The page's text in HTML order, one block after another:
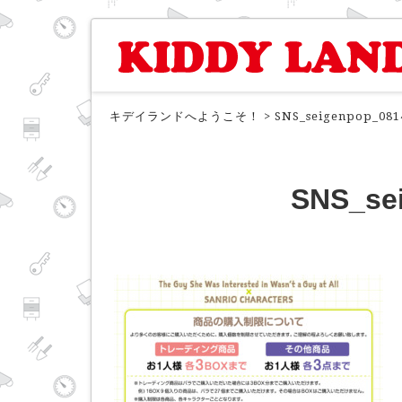
キデイランドへようこそ！ >